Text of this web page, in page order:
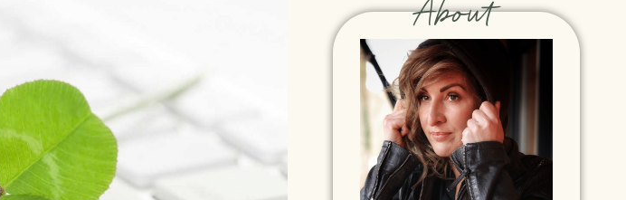
About